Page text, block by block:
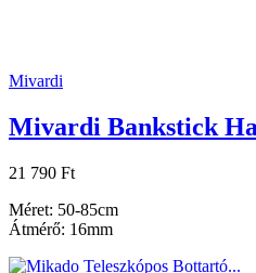
Mivardi
Mivardi Bankstick
21 790 Ft
Méret: 50-85cm
Átmérő: 16mm